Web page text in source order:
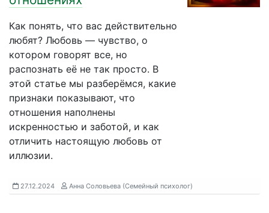
Как понять, что вас действительно
любят? Любовь — чувство, о
котором говорят все, но
распознать её не так просто. В
этой статье мы разберёмся, какие
признаки показывают, что
отношения наполнены
искренностью и заботой, и как
отличить настоящую любовь от
иллюзии.
27.12.2024 Анна Соловьева (Семейный психолог)